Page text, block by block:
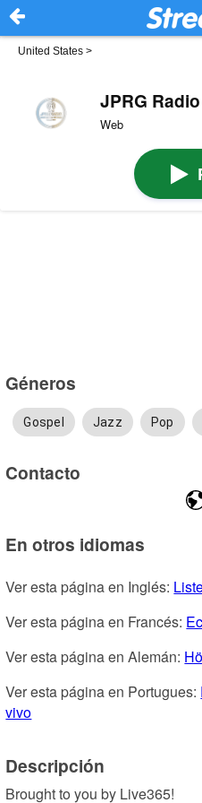
United States >
JPRG Radio
Web
Géneros
Gospel Jazz Pop
Contacto
En otros idiomas
Ver esta página en Inglés:
Ver esta página en Francés:
Ver esta página en Alemán:
Ver esta página en Portugues:
vivo
Descripción
Brought to you by Live365!